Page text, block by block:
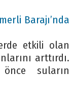
Barajı’nda
etkili olan
arttırdı.
suların